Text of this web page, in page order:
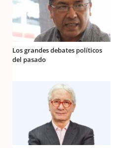
Los grandes debates políticos
del pasado